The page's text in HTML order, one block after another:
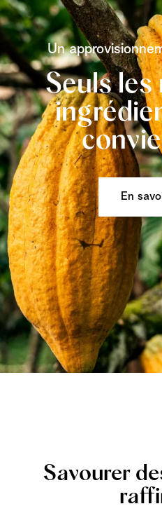
Un
Seuls les
En
Savourer